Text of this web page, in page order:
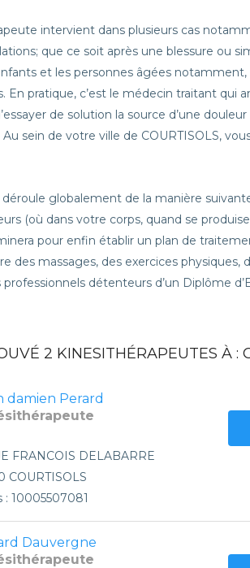
intervient dans plusieurs cas
que ce soit après une blessure ou
et les personnes âgées
En pratique, c’est le médecin traitant qui
de solution la source d’une
sein de votre ville de COURTISOLS,
globalement de la manière
(où dans votre corps, quand se
pour enfin établir un plan de
des massages, des exercices physiques,
professionnels détenteurs d’un Diplôme
2 KINESITHÉRAPEUTES À :
damien Perard
FRANCOIS DELABARRE
COURTISOLS
: 10005507081
Dauvergne